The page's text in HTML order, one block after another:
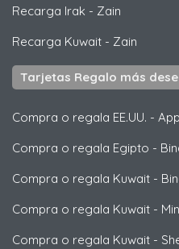
Recarga Irak - Zain
Recarga Kuwait - Zain
Tarjetas Regalo más
Compra o regala EE.UU. -
Compra o regala Egipto -
Compra o regala Kuwait -
Compra o regala Kuwait -
Compra o regala Kuwait -